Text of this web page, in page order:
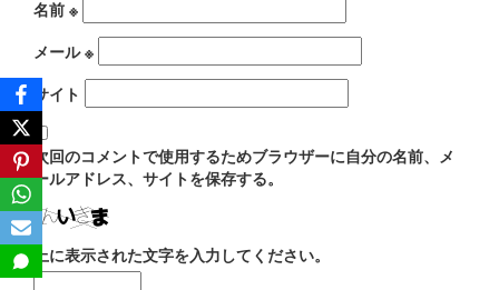
名前 ※
メール※
サイト
次回のコメントで使用するためブラウザーに自分の名前、メ
ールアドレス、サイトを保存する。
上に表示された文字を入力してください。